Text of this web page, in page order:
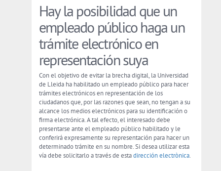
Hay la posibilidad que un
empleado público haga un
trámite electrónico en
representación suya
Con el objetivo de evitar la brecha digital, la Universidad
de Lleida ha habilitado un empleado público para hacer
trámites electrónicos en representación de los
ciudadanos que, por las razones que sean, no tengan a su
alcance los medios electrónicos para su identificación o
firma electrónica. A tal efecto, el interesado debe
presentarse ante el empleado público habilitado y le
conferirá expresamente su representación para hacer un
determinado trámite en su nombre. Si desea utilizar esta
vía debe solicitarlo a través de estadirección electrònica.